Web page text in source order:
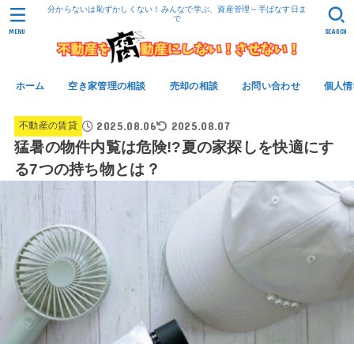
分からないは恥ずかしくない！みんなで学ぶ、資産管理～手ばなす日ま
で
ホーム 空き家管理の相談 売却の相談 お問い合わせ 個人
SEARCH
MENU
不動産の賃貸 2025.08.06 2025.08.07
猛暑の物件内覧は危険!?夏の家探しを快適にす
る7つの持ち物とは？